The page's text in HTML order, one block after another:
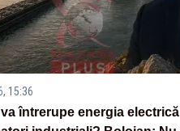
15:36
întrerupe energia